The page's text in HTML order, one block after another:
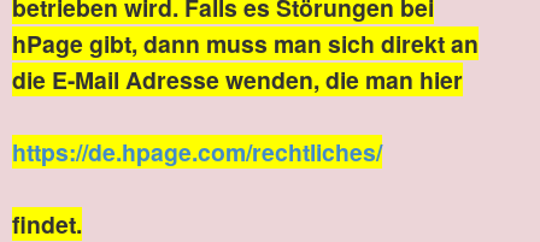
betrieben wird. Falls es Störungen bei
hPage gibt, dann muss man sich direkt an
die E-Mail Adresse wenden, die man hier
https://de.hpage.com/rechtliches/
findet.